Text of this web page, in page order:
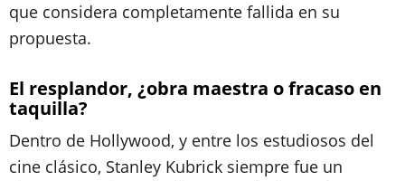
que considera completamente fallida en su
propuesta.
El resplandor, ¿obra maestra o fracaso en
taquilla?
Dentro de Hollywood, y entre los estudiosos del
cine clásico, Stanley Kubrick siempre fue un